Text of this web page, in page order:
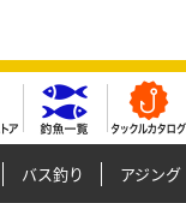
バス釣り アジング